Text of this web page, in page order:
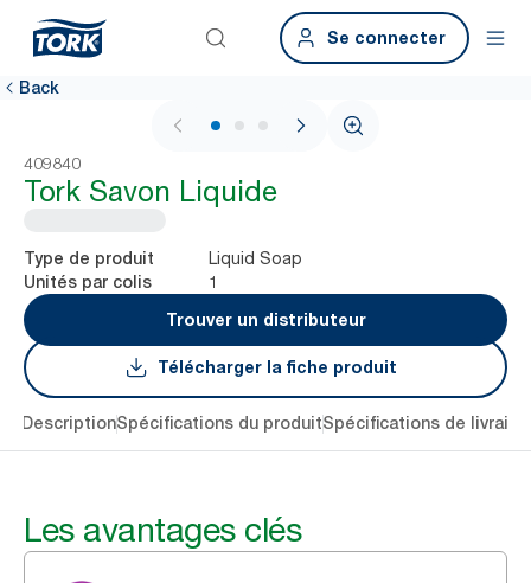
Se connecter
Back
1 / 3
409840
Tork Savon Liquide
Type de produit Liquid Soap
Unités par colis
1
Trouver un distributeur
Télécharger la fiche produit
DescriptionSpécifications du produitSpécifications de
Les avantages clés